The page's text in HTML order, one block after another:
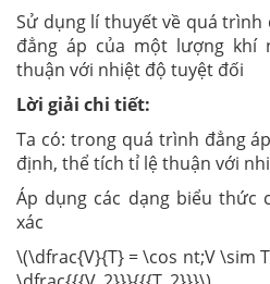
Sử dụng lí thuyết về quá
đẳng áp của một lượng
thuận với nhiệt độ tuyệt đối
Lời giải chi tiết:
Ta có: trong quá trình đẳng
định, thể tích tỉ lệ thuận với
Áp dụng các dạng biểu thức
xác
\(\dfrac{V}{T} = \cos nt;V \sim